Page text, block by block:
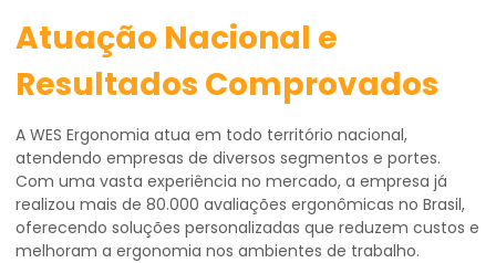
Atuação Nacional e
Resultados Comprovados
A WES Ergonomia atua em todo território nacional,
atendendo empresas de diversos segmentos e portes.
Com uma vasta experiência no mercado, a empresa já
realizou mais de 80.000 avaliações ergonômicas no Brasil,
oferecendo soluções personalizadas que reduzem custos e
melhoram a ergonomia nos ambientes de trabalho.